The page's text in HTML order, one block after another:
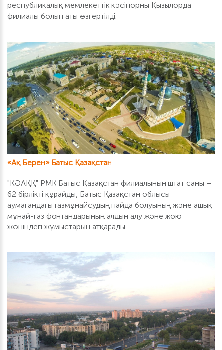
республикалық мемлекеттік кәсіпорны Қызылорда
филиалы болып аты өзгертілді.
«Ақ Берен» Батыс Қазақстан
"КӘАҚҚ" РМК Батыс Қазақстан филиалының штат саны –
62 бірлікті құрайды, Батыс Қазақстан облысы
аумағандағы газмұнайсудың пайда болуының және ашық
мұнай-газ фонтандарының алдын алу және жою
жөніндегі жұмыстарын атқарады.